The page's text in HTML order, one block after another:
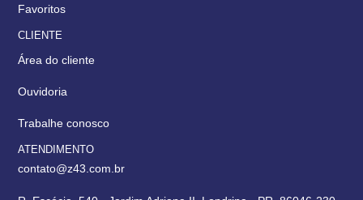
Favoritos
CLIENTE
Área do cliente
Ouvidoria
Trabalhe conosco
ATENDIMENTO
contato@z43.com.br